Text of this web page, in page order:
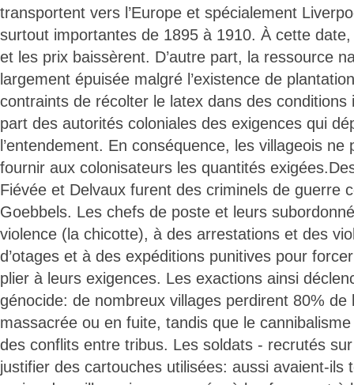
transportent vers l’Europe et spécialement
surtout importantes de 1895 à 1910. À cette date,
et les prix baissèrent. D’autre part, la ressource
largement épuisée malgré l’existence de
contraints de récolter le latex dans des conditions
part des autorités coloniales des exigences qui
l’entendement. En conséquence, les villageois ne
fournir aux colonisateurs les quantités
Fiévée et Delvaux furent des criminels de guerre
Goebbels. Les chefs de poste et leurs
violence (la chicotte), à des arrestations et des
d’otages et à des expéditions punitives pour
plier à leurs exigences. Les exactions ainsi
génocide: de nombreux villages perdirent 80% de
massacrée ou en fuite, tandis que le
des conflits entre tribus. Les soldats - recrutés
justifier des cartouches utilisées: aussi avaient-ils